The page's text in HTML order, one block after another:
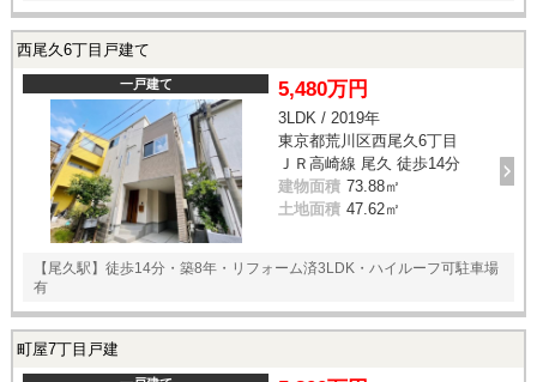
西尾久6丁目戸建て
一戸建て 5,480万円
3LDK / 2019年
東京都荒川区西尾久6丁目
ＪＲ高崎線 尾久 徒歩14分
建物面積 73.88㎡
土地面積 47.62㎡
【尾久駅】徒歩14分・築8年・リフォーム済3LDK・ハイルーフ可駐車場
有
町屋7丁目戸建